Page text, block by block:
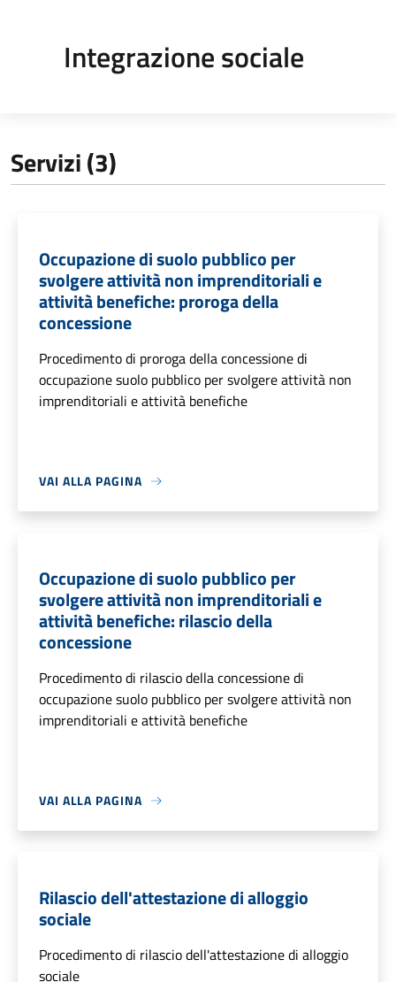
Integrazione sociale
Servizi (3)
Occupazione di suolo pubblico per
svolgere attività non imprenditoriali e
attività benefiche: proroga della
concessione
Procedimento di proroga della concessione di
occupazione suolo pubblico per svolgere attività non
imprenditoriali e attività benefiche
VAI ALLA PAGINA
Occupazione di suolo pubblico per
svolgere attività non imprenditoriali e
attività benefiche: rilascio della
concessione
Procedimento di rilascio della concessione di
occupazione suolo pubblico per svolgere attività non
imprenditoriali e attività benefiche
VAI ALLA PAGINA
Rilascio dell'attestazione di alloggio
sociale
Procedimento di rilascio dell'attestazione di alloggio
sociale